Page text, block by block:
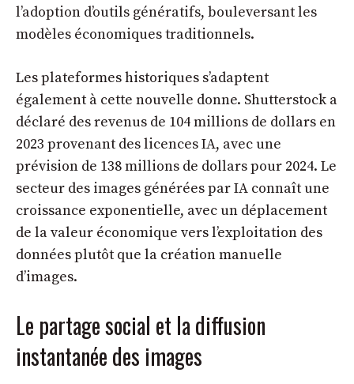
l’adoption d’outils génératifs, bouleversant les
modèles économiques traditionnels.
Les plateformes historiques s’adaptent
également à cette nouvelle donne. Shutterstock a
déclaré des revenus de 104 millions de dollars en
2023 provenant des licences IA, avec une
prévision de 138 millions de dollars pour 2024. Le
secteur des images générées par IA connaît une
croissance exponentielle, avec un déplacement
de la valeur économique vers l’exploitation des
données plutôt que la création manuelle
d’images.
Le partage social et la diffusion
instantanée des images